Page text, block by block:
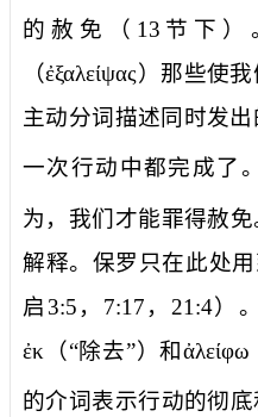
的赦免（ 13 节下）
（ἐξαλείψας）那些使
主动分词描述同时发
一次行动中都完成了。
为，我们才能罪得赦免
解释。保罗只在此处
启 3:5 ， 7:17 ， 21:4）
ἐκ （“除去”）和ἀλείφω
的介词表示行动的彻底